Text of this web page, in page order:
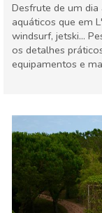
Desfrute de um
aquáticos que em
windsurf, jetski...
os detalhes
equipamentos e
Crianças &
Eventos locais
Praias